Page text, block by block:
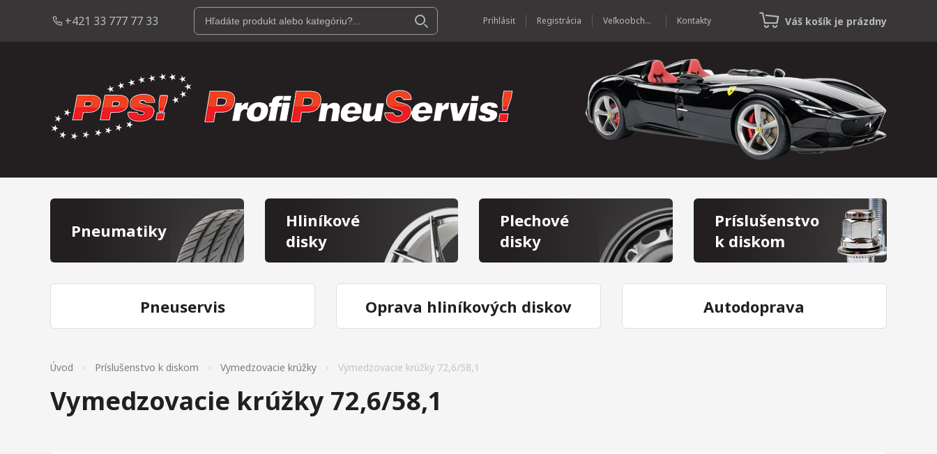
+421 33 777 77 33 Prihlásiť Registrácia Veľkoobchod Kontakty Váš košík je prázdny
Pneumatiky
Hliníkové
disky
Plechové
disky
Príslušenstvo
k diskom
Pneuservis Oprava hliníkových diskov Autodoprava
Úvod Príslušenstvo k diskom Vymedzovacie krúžky Vymedzovacie krúžky 72,6/58,1
Vymedzovacie krúžky 72,6/58,1